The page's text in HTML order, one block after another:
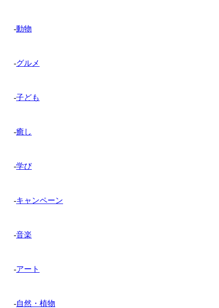
-動物
-グルメ
-子ども
-癒し
-学び
-キャンペーン
-音楽
-アート
-自然・植物